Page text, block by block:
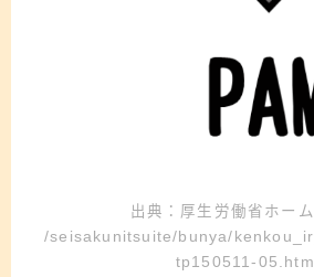
出典：厚生労働省ホー
/seisakunitsuite/bunya/
tp150511-05.html